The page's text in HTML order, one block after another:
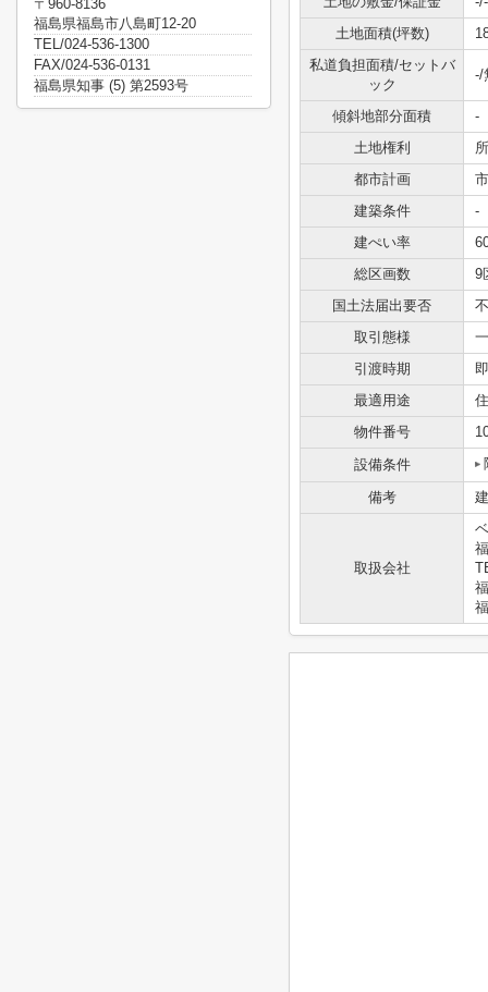
土地面積(坪数)
私道負担面積/セットバ
ック
-/
傾斜地部分面積
-
土地権利
都市計画
建築条件
-
建ぺい率
総区画数
9
国土法届出要否
取引態様
引渡時期
最適用途
物件番号
設備条件
備考
取扱会社
〒960-8136
福島県福島市八島町12-20
TEL/024-536-1300
FAX/024-536-0131
福島県知事 (5) 第2593号